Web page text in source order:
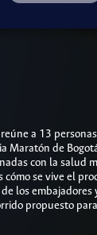
a 13
de
con la salud
se vive el
los
propuesto